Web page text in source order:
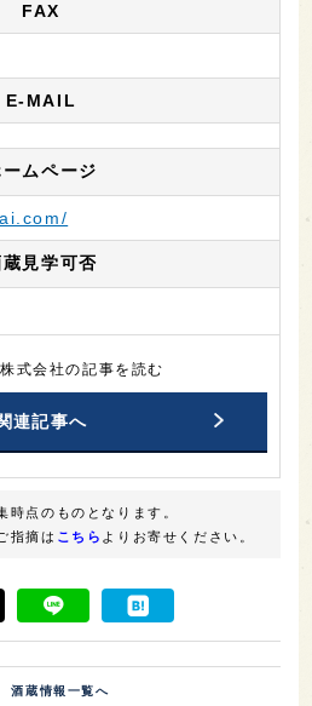
FAX
E-MAIL
ムページ
蔵見学可否
式会社の記事を読む
連記事へ
時点のものとなります。
指摘は こちら よりお寄せください。
酒蔵情報一覧へ